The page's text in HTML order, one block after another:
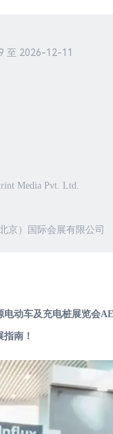
至 2026-12-11
Media Pvt. Ltd.
京）国际会展有限公司
电动车及充电桩展览会
南！